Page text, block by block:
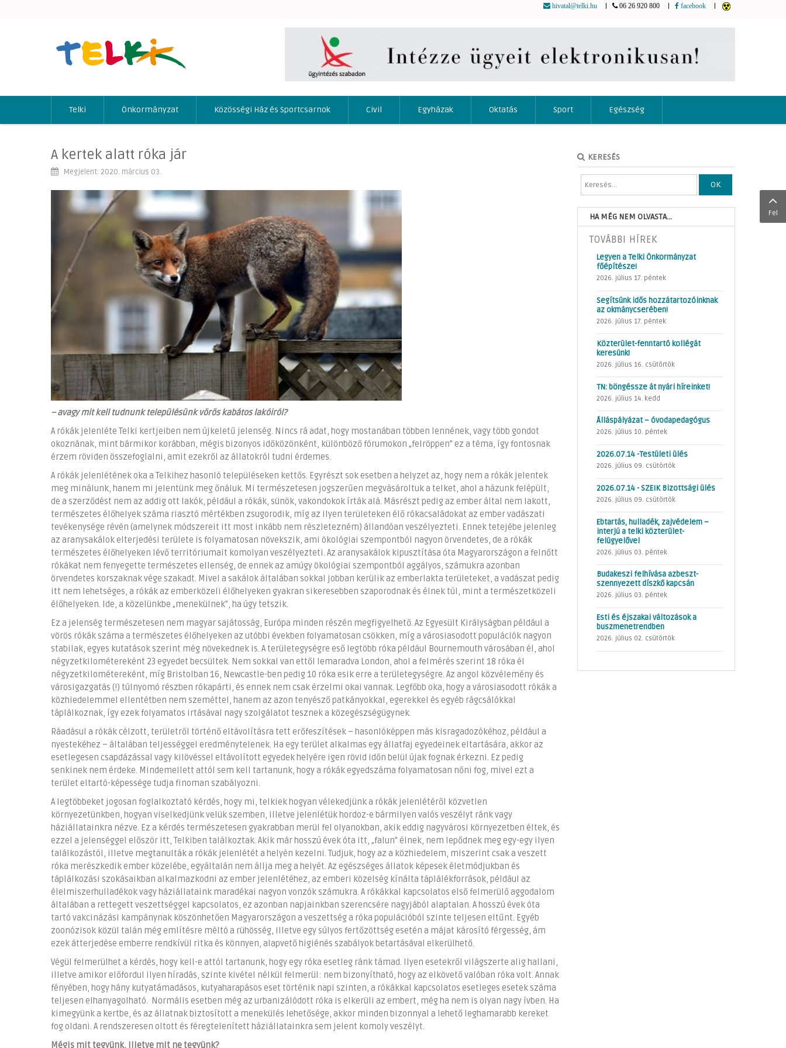
hivatal@telki.hu 06 26 920 800 facebook
Telki Önkormányzat Közösségi Ház és Sportcsarnok Civil Egyházak Oktatás Sport Egészség
A kertek alatt róka jár
Megjelent: 2020. március 03.
–avagy mit kell tudnunk településünk vörös kabátos lakóiról?
A rókák jelenléte Telki kertjeiben nem újkeletű jelenség. Nincs rá adat, hogy mostanában többen lennének, vagy több gondot
okoznának, mint bármikor korábban, mégis bizonyos időközönként, különböző fórumokon „felröppen” ez a téma, így fontosnak
érzem röviden összefoglalni, amit ezekről az állatokról tudni érdemes.
A rókák jelenlétének oka a Telkihez hasonló településeken kettős. Egyrészt sok esetben a helyzet az, hogy nem a rókák jelentek
meg minálunk, hanem mi jelentünk meg őnáluk. Mi természetesen jogszerűen megvásároltuk a telket, ahol a házunk felépült,
de a szerződést nem az addig ott lakók, például a rókák, sünök, vakondokok írták alá. Másrészt pedig az ember által nem lakott,
természetes élőhelyek száma riasztó mértékben zsugorodik, míg az ilyen területeken élő rókacsaládokat az ember vadászati
tevékenysége révén (amelynek módszereit itt most inkább nem részletezném) állandóan veszélyezteti. Ennek tetejébe jelenleg
az aranysakálok elterjedési területe is folyamatosan növekszik, ami ökológiai szempontból nagyon örvendetes, de a rókák
természetes élőhelyeken lévő territóriumait komolyan veszélyezteti. Az aranysakálok kipusztítása óta Magyarországon a felnőtt
rókákat nem fenyegette természetes ellenség, de ennek az amúgy ökológiai szempontból aggályos, számukra azonban
örvendetes korszaknak vége szakadt. Mivel a sakálok általában sokkal jobban kerülik az emberlakta területeket, a vadászat pedig
itt nem lehetséges, a rókák az emberközeli élőhelyeken gyakran sikeresebben szaporodnak és élnek túl, mint a természetközeli
élőhelyeken. Ide, a közelünkbe „menekülnek”, ha úgy tetszik.
Ez a jelenség természetesen nem magyar sajátosság, Európa minden részén megfigyelhető. Az Egyesült Királyságban például a
vörös rókák száma a természetes élőhelyeken az utóbbi években folyamatosan csökken, míg a városiasodott populációk nagyon
stabilak, egyes kutatások szerint még növekednek is. A területegységre eső legtöbb róka például Bournemouth városában él, ahol
négyzetkilométereként 23 egyedet becsültek. Nem sokkal van ettől lemaradva London, ahol a felmérés szerint 18 róka él
négyzetkilométereként, míg Bristolban 16, Newcastle-ben pedig 10 róka esik erre a területegységre. Az angol közvélemény és
városigazgatás (!) túlnyomó részben rókapárti, és ennek nem csak érzelmi okai vannak. Legfőbb oka, hogy a városiasodott rókák a
közhiedelemmel ellentétben nem szeméttel, hanem az azon tenyésző patkányokkal, egerekkel és egyéb rágcsálókkal
táplálkoznak, így ezek folyamatos irtásával nagy szolgálatot tesznek a közegészségügynek.
Ráadásul a rókák célzott, területről történő eltávolításra tett erőfeszítések – hasonlóképpen más kisragadozókéhoz, például a
nyestekéhez – általában teljességgel eredménytelenek. Ha egy terület alkalmas egy állatfaj egyedeinek eltartására, akkor az
esetlegesen csapdázással vagy kilövéssel eltávolított egyedek helyére igen rövid időn belül újak fognak érkezni. Ez pedig
senkinek nem érdeke. Mindemellett attól sem kell tartanunk, hogy a rókák egyedszáma folyamatosan nőni fog, mivel ezt a
terület eltartó-képessége tudja finoman szabályozni.
A legtöbbeket jogosan foglalkoztató kérdés, hogy mi, telkiek hogyan vélekedjünk a rókák jelenlétéről közvetlen
környezetünkben, hogyan viselkedjünk velük szemben, illetve jelenlétük hordoz-e bármilyen valós veszélyt ránk vagy
háziállatainkra nézve. Ez a kérdés természetesen gyakrabban merül fel olyanokban, akik eddig nagyvárosi környezetben éltek, és
ezzel a jelenséggel először itt, Telkiben találkoztak. Akik már hosszú évek óta itt, „falun” élnek, nem lepődnek meg egy-egy ilyen
találkozástól, illetve megtanulták a rókák jelenlétét a helyén kezelni. Tudjuk, hogy az a közhiedelem, miszerint csak a veszett
róka merészkedik ember közelébe, egyáltalán nem állja meg a helyét. Az egészséges állatok képesek életmódjukban és
táplálkozási szokásaikban alkalmazkodni az ember jelenlétéhez, az emberi közelség kínálta táplálékforrások, például az
élelmiszerhulladékok vagy háziállataink maradékai nagyon vonzók számukra. A rókákkal kapcsolatos első felmerülő aggodalom
általában a rettegett veszettséggel kapcsolatos, ez azonban napjainkban szerencsére nagyjából alaptalan. A hosszú évek óta
tartó vakcinázási kampánynak köszönhetően Magyarországon a veszettség a róka populációból szinte teljesen eltűnt. Egyéb
zoonózisok közül talán még említésre méltó a rühösség, illetve egy súlyos fertőzöttség esetén a májat károsító férgesség, ám
ezek átterjedése emberre rendkívül ritka és könnyen, alapvető higiénés szabályok betartásával elkerülhető.
Végül felmerülhet a kérdés, hogy kell-e attól tartanunk, hogy egy róka esetleg ránk támad. Ilyen esetekről világszerte alig hallani,
illetve amikor előfordul ilyen híradás, szinte kivétel nélkül felmerül: nem bizonyítható, hogy az elkövető valóban róka volt. Annak
fényében, hogy hány kutyatámadásos, kutyaharapásos eset történik napi szinten, a rókákkal kapcsolatos esetleges esetek száma
teljesen elhanyagolható. Normális esetben még az urbanizálódott róka is elkerüli az embert, még ha nem is olyan nagy ívben. Ha
kimegyünk a kertbe, és az állatnak biztosított a menekülés lehetősége, akkor minden bizonnyal a lehető leghamarabb kereket
fog oldani. A rendszeresen oltott és féregtelenített háziállatainkra sem jelent komoly veszélyt.
Mégis mit tegyünk, illetve mit ne tegyünk?
KERESÉS
OK
HA MÉG NEM OLVASTA...
TOVÁBBI HÍREK
Legyen a Telki Önkormányzat
főépítésze!
2026. július 17. péntek
Segítsünk idős hozzátartozóinknak
az okmánycserében!
2026. július 17. péntek
Közterület-fenntartó kollégát
keresünk!
2026. július 16. csütörtök
TN: böngéssze át nyári híreinket!
2026. július 14. kedd
Álláspályázat – óvodapedagógus
2026. július 10. péntek
2026.07.14 -Testületi ülés
2026. július 09. csütörtök
2026.07.14 - SZEIK Bizottsági ülés
2026. július 09. csütörtök
Ebtartás, hulladék, zajvédelem –
interjú a telki közterület-
felügyelővel
2026. július 03. péntek
Budakeszi felhívása azbeszt-
szennyezett díszkő kapcsán
2026. július 03. péntek
Esti és éjszakai változások a
buszmenetrendben
2026. július 02. csütörtök
Fel